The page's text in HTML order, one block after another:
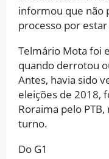
informou que não
processo por
Telmário Mota foi
quando derrotou
Antes, havia sido
eleições de 2018,
Roraima pelo
turno.
Do G1